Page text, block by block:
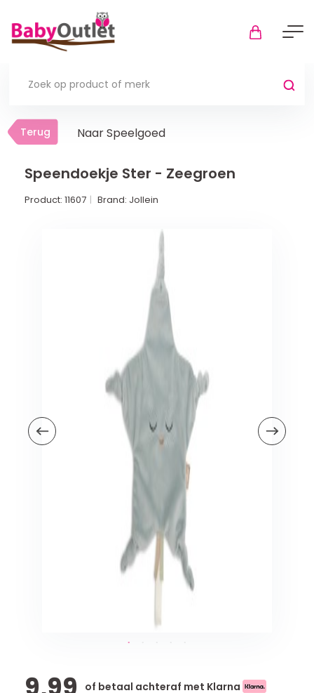
Terug
Thuis
In de box
Veiligheid buiten de deur
Meer
Schommelstoelen en wipstoeltjes
Terug Naar Speelgoed
Speendoekje Ster - Zeegroen
Product: 11607 Brand: Jollein
of betaal achteraf met Klarna